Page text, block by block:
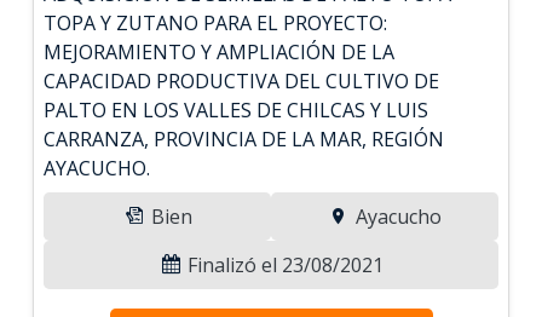
TOPA Y ZUTANO PARA EL PROYECTO:
MEJORAMIENTO Y AMPLIACIÓN DE LA
CAPACIDAD PRODUCTIVA DEL CULTIVO DE
PALTO EN LOS VALLES DE CHILCAS Y LUIS
CARRANZA, PROVINCIA DE LA MAR, REGIÓN
AYACUCHO.
Bien
Ayacucho
Finalizó el 23/08/2021